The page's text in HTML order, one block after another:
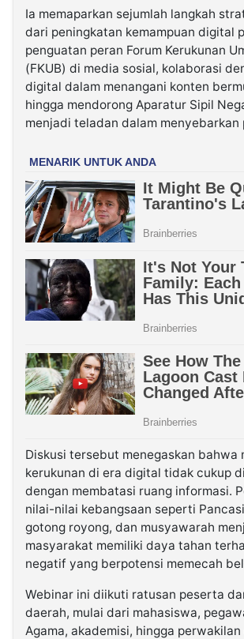
Ia memaparkan sejumlah langkah
dari peningkatan kemampuan digital
penguatan peran Forum Kerukunan
(FKUB) di media sosial, kolaborasi
digital dalam menangani konten
hingga mendorong Aparatur Sipil
menjadi teladan dalam menyebarkan
Diskusi tersebut menegaskan bahwa
kerukunan di era digital tidak cukup
dengan membatasi ruang informasi.
nilai-nilai kebangsaan seperti
gotong royong, dan musyawarah
masyarakat memiliki daya tahan
negatif yang berpotensi memecah
Webinar ini diikuti ratusan peserta
daerah, mulai dari mahasiswa,
Agama, akademisi, hingga